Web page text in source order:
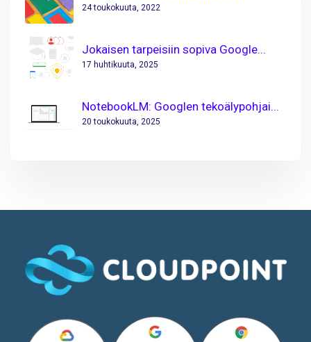
24 toukokuuta, 2022
Jokaisen tarpeisiin sopiva Google...
17 huhtikuuta, 2025
NotebookLM: Googlen tekoälypohjai...
20 toukokuuta, 2025